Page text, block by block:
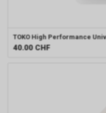
TOKO High Performance
40.00 CHF